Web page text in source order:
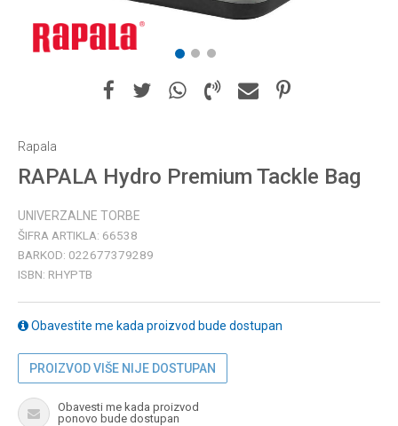
1 2 3
Rapala
RAPALA Hydro Premium Tackle Bag
UNIVERZALNE TORBE
ŠIFRA ARTIKLA: 66538
BARKOD: 022677379289
ISBN: RHYPTB
Obavestite me kada proizvod bude dostupan
PROIZVOD VIŠE NIJE DOSTUPAN
Obavesti me kada proizvod
ponovo bude dostupan